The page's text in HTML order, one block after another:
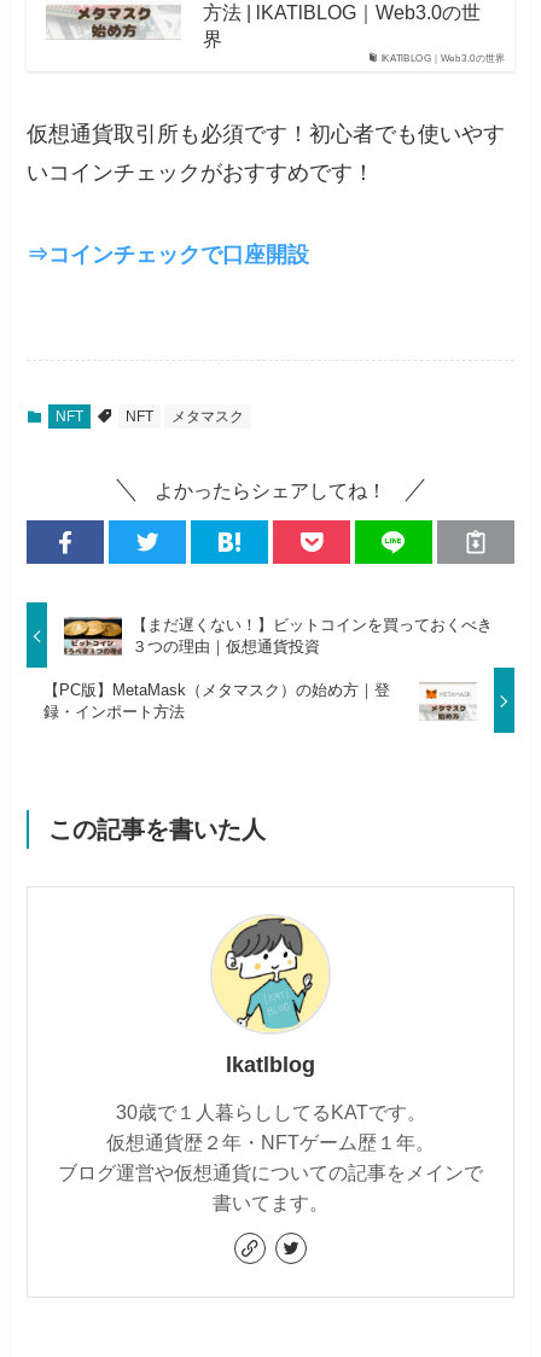
lKATlBLOG｜Web3.0の世界
方法 | lKATlBLOG｜Web3.0の世
界
仮想通貨取引所も必須です！初心者でも使いやす
いコインチェックがおすすめです！
⇒コインチェックで口座開設
NFT NFT メタマスク
よかったらシェアしてね！
【まだ遅くない！】ビットコインを買っておくべき
３つの理由｜仮想通貨投資
【PC版】MetaMask（メタマスク）の始め方｜登
録・インポート方法
この記事を書いた人
lkatlblog
30歳で１人暮らししてるKATです。
仮想通貨歴２年・NFTゲーム歴１年。
ブログ運営や仮想通貨についての記事をメインで
書いてます。